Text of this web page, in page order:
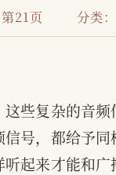
第21页 分类：
些复杂的音频
号，都给予
起来才能和